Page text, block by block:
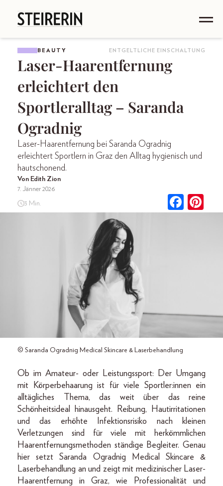
BEAUTY ENTGELTLICHE EINSCHALTUNG
Laser-Haarentfernung
erleichtert den
Sportleralltag – Saranda
Ogradnig
Laser-Haarentfernung bei Saranda Ogradnig
erleichtert Sportlern in Graz den Alltag hygienisch und
hautschonend.
Von Edith Zion
7. Jänner 2026
3 Min.
© Saranda Ogradnig Medical Skincare & Laserbehandlung
Ob im Amateur- oder Leistungssport: Der Umgang
mit Körperbehaarung ist für viele Sportler:innen ein
alltägliches Thema, das weit über das reine
Schönheitsideal hinausgeht. Reibung, Hautirritationen
und das erhöhte Infektionsrisiko nach kleinen
Verletzungen sind für viele mit herkömmlichen
Haarentfernungsmethoden ständige Begleiter. Genau
hier setzt Saranda Ogradnig Medical Skincare &
Laserbehandlung an und zeigt mit medizinischer Laser-
Haarentfernung in Graz, wie Professionalität und